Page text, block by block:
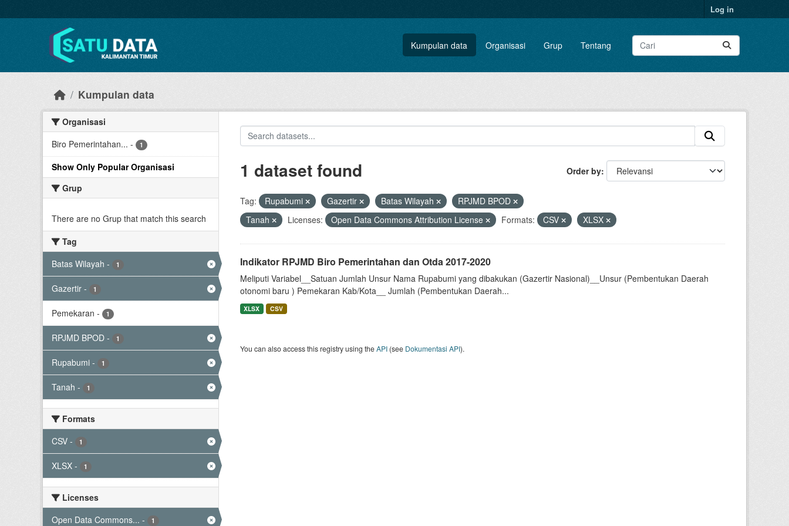
Log in
Kumpulan data Organisasi Grup Tentang
Kumpulan data
Organisasi
Biro Pemerintahan... - 1
Show Only Popular Organisasi
Grup
There are no Grup that match this search
Tag
Batas Wilayah - 1
Gazertir - 1
Pemekaran - 1
RPJMD BPOD - 1
Rupabumi - 1
Tanah - 1
Formats
CSV - 1
XLSX - 1
Licenses
Open Data Commons... - 1
Order by
1 dataset found
Tag: Rupabumi Gazertir Batas Wilayah
RPJMD BPOD
Tanah
Licenses: Open Data Commons Attribution License Formats: CSV XLSX
Indikator RPJMD Biro Pemerintahan dan Otda 2017-2020
Meliputi Variabel__Satuan Jumlah Unsur Nama Rupabumi yang dibakukan (Gazertir Nasional)__Unsur (Pembentukan Daerah
otonomi baru ) Pemekaran Kab/Kota__ Jumlah (Pembentukan Daerah...
XLSX CSV
You can also access this registry using theAPI(see Dokumentasi API).